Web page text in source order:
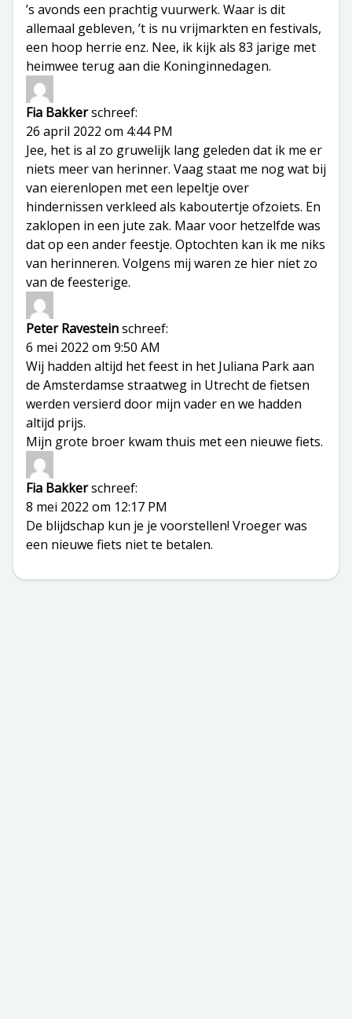
’s avonds een prachtig vuurwerk. Waar is dit
allemaal gebleven, ’t is nu vrijmarkten en festivals,
een hoop herrie enz. Nee, ik kijk als 83 jarige met
heimwee terug aan die Koninginnedagen.
Fia Bakkerschreef:
26 april 2022 om 4:44 PM
Jee, het is al zo gruwelijk lang geleden dat ik me er
niets meer van herinner. Vaag staat me nog wat bij
van eierenlopen met een lepeltje over
hindernissen verkleed als kaboutertje ofzoiets. En
zaklopen in een jute zak. Maar voor hetzelfde was
dat op een ander feestje. Optochten kan ik me niks
van herinneren. Volgens mij waren ze hier niet zo
van de feesterige.
Peter Ravesteinschreef:
6 mei 2022 om 9:50 AM
Wij hadden altijd het feest in het Juliana Park aan
de Amsterdamse straatweg in Utrecht de fietsen
werden versierd door mijn vader en we hadden
altijd prijs.
Mijn grote broer kwam thuis met een nieuwe fiets.
Fia Bakkerschreef:
8 mei 2022 om 12:17 PM
De blijdschap kun je je voorstellen! Vroeger was
een nieuwe fiets niet te betalen.